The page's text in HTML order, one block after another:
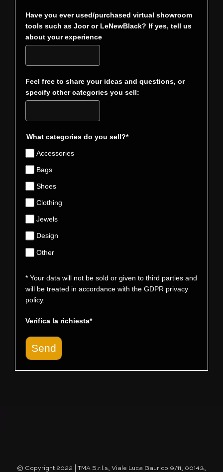
Have you ever used/purchased virtual showroom
tools such as Joor or LeNewBlack? If yes, tell us
about your experience
Feel free to share your ideas and questions, or
specify other categories you sell:
What categories do you sell?*
Accessories
Bags
Shoes
Clothing
Jewels
Design
Other
* Your data will not be sold or given to third parties and
will be treated in accordance with the GDPR privacy
policy.
Verifica la richiesta*
Send
© Copyright 2022 | TMA S.r.l.s, Viale Luca Gaurico 9/11, 00143,